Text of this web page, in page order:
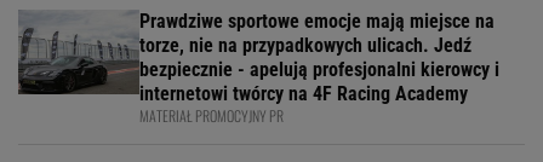
Prawdziwe sportowe emocje mają miejsce na
torze, nie na przypadkowych ulicach. Jedź
bezpiecznie - apelują profesjonalni kierowcy i
internetowi twórcy na 4F Racing Academy
MATERIAŁ PROMOCYJNY PR